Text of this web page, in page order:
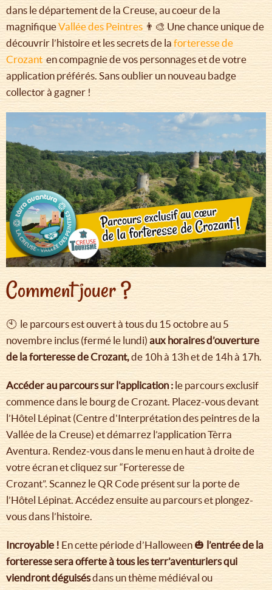
dans le département de la Creuse, au coeur de la
magnifiqueVallée des Peintres 👨‍🎨 Une chance unique de
découvrir l’histoire et les secrets de la forteresse de
Crozant en compagnie de vos personnages et de votre
application préférés. Sans oublier un nouveau badge
collector à gagner !
Comment jouer ?
🕙 le parcours est ouvert à tous du 15 octobre au 5
novembre inclus (fermé le lundi) aux horaires d’ouverture
de la forteresse de Crozant,de 10h à 13h et de 14h à 17h.
Accéder au parcours sur l'application : le parcours exclusif
commence dans le bourg de Crozant. Placez-vous devant
l’Hôtel Lépinat (Centre d'Interprétation des peintres de la
Vallée de la Creuse) et démarrez l’application Tèrra
Aventura. Rendez-vous dans le menu en haut à droite de
votre écran et cliquez sur “Forteresse de
Crozant”. Scannez le QR Code présent sur la porte de
l’Hôtel Lépinat. Accédez ensuite au parcours et plongez-
vous dans l’histoire.
Incroyable ! En cette période d’Halloween 🎃 l’entrée de la
forteresse sera offerte à tous les terr’aventuriers qui
viendront déguisésdans un thème médiéval ou